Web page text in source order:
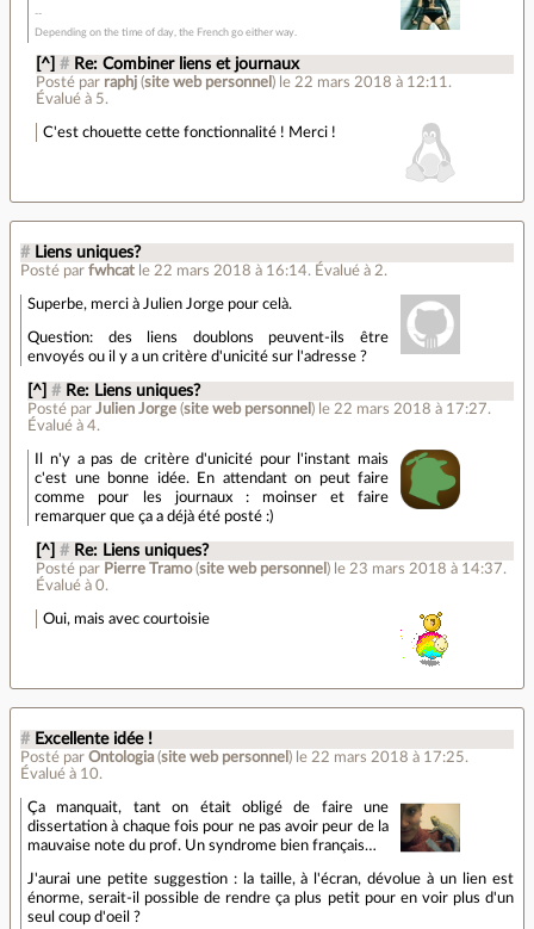
Depending on the time of day, the French go either way.
[^] # Re: Combiner liens et journaux
Posté par raphj(site web personnel ) le 22 mars 2018 à 12:11 .
Évalué à 5.
C'est chouette cette fonctionnalité ! Merci !
# Liens uniques?
Posté par fwhcat le 22 mars 2018 à 16:14. Évalué à 2.
Superbe, merci à Julien Jorge pour celà.
Question: des liens doublons peuvent-ils être
envoyés ou il y a un critère d'unicité sur l'adresse ?
[^] # Re: Liens uniques?
Posté parJulien Jorge (site web personnel ) le 22 mars 2018 à 17:27.
Évalué à4.
Il n'y a pas de critère d'unicité pour l'instant mais
c'est une bonne idée. En attendant on peut faire
comme pour les journaux : moinser et faire
remarquer que ça a déjà été posté :)
[^] # Re: Liens uniques?
Posté par Pierre Tramo(site web personnel ) le 23 mars 2018 à 14:37.
Évalué à 0.
Oui, mais avec courtoisie
# Excellente idée !
Posté par Ontologia (site web personnel ) le 22 mars 2018 à 17:25.
Évalué à 10.
Ça manquait, tant on était obligé de faire une
dissertation à chaque fois pour ne pas avoir peur de la
mauvaise note du prof. Un syndrome bien français…
J'aurai une petite suggestion : la taille, à l'écran, dévolue à un lien est
énorme, serait-il possible de rendre ça plus petit pour en voir plus d'un
seul coup d'oeil ?